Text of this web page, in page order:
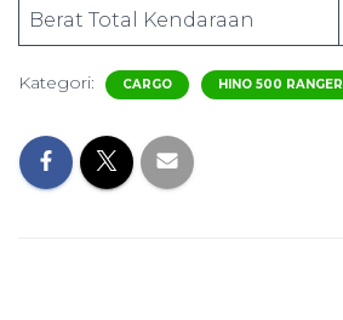
Berat Total Kendaraan
Kategori: CARGO HINO 500 RANGER